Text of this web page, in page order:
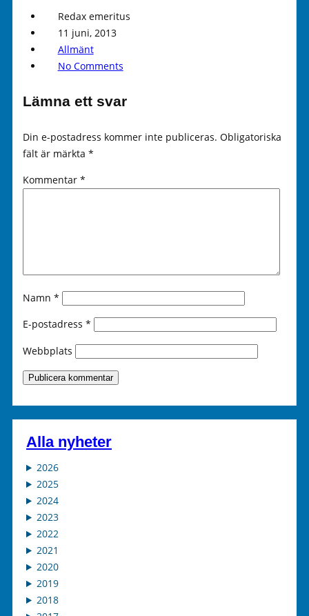
Redax emeritus
11 juni, 2013
Allmänt
No Comments
Lämna ett svar
Din e-postadress kommer inte publiceras. Obligatoriska
fält är märkta *
Kommentar *
Namn *
E-postadress *
Webbplats
Alla nyheter
2026
2025
2024
2023
2022
2021
2020
2019
2018